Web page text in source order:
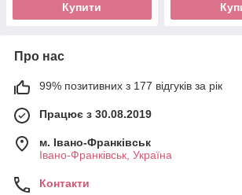
Купити
Про нас
99% позитивних з 177 відгуків за рік
Працює з 30.08.2019
м. Івано-Франківськ
Івано-Франківськ, Україна
Контакти